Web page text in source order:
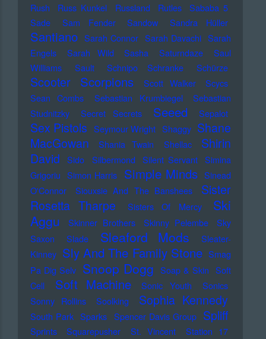
Rush
Russ Kunkel Russland Rutles
Sababa 5
Sade
Sam Fender Sandow Sandra Hüller
Santiano Sarah Connor Sarah Davachi Sarah
Engels
Sarah Wild Sasha Saturndaze
Saul
Williams
Sault Schnipo Schranke Schürze
Scooter Scorpions Scott Walker
Scycs
Sean Combs
Sebastian Krumbiegel
Sebastian
Studnitzky
Secret Secrets Seeed Sepalot
Sex Pistols Seymour Wright Shaggy Shane
MacGowan
Shania Twain Shellac
Shirin
David
Sido Silbermond Silent Servant Simina
Grigoriu Simon Harris Simple Minds Sinead
O'Connor
Siouxsie And The Banshees
Sister
Rosetta Tharpe
Sisters Of Mercy
Ski
Aggu
Skinner Brothers Skinny Pelembe
Sky
Saxon
Slade Sleaford Mods
Sleater-
Kinney Sly And The Family Stone Smag
Pa Dig Selv Snoop Dogg Soap & Skin Soft
Cell
Soft Machine Sonic Youth
Sonics
Sonny Rollins
Soolking Sophia Kennedy
South Park Sparks Spencer Davis Group Spliff
Sprints Squarepusher St. Vincent
Station 17